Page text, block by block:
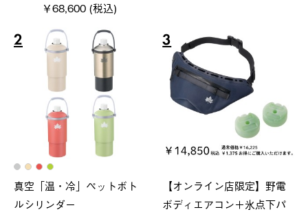
￥68,600 (税込)
2
真空「温・冷」ペットボト
ルシリンダー
3
【オンライン店限定】野電
ボディエアコン＋氷点下パ